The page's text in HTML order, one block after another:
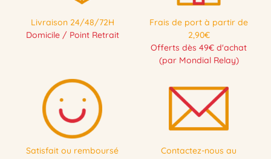
Livraison 24/48/72H
Domicile / Point Retrait
Frais de port à partir de
2,90€
Offerts dès 49€ d'achat
(par Mondial Relay)
Satisfait ou remboursé
Contactez-nous au